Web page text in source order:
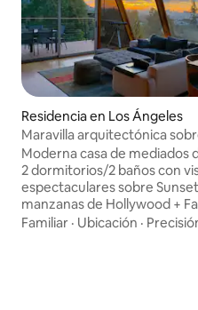
Residencia en Los Ángeles
Maravilla arquitectónica
WeHo con vistas
Moderna casa de mediados
2 dormitorios/2 baños con
espectaculares sobre
manzanas de Hollywood +
solo unas manzanas de la
Familiar · Ubicación ·